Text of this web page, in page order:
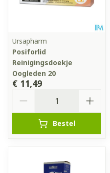
Ursapharm
Posiforlid
Reinigingsdoekje
Oogleden 20
€ 11,49
Bestel